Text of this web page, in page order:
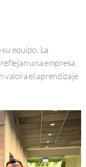
equipo. La
una empresa
valora el aprendizaje